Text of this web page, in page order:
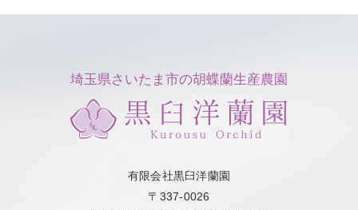
埼玉県さいたま市の胡蝶蘭生産農園
有限会社黒臼洋蘭園
〒337-0026